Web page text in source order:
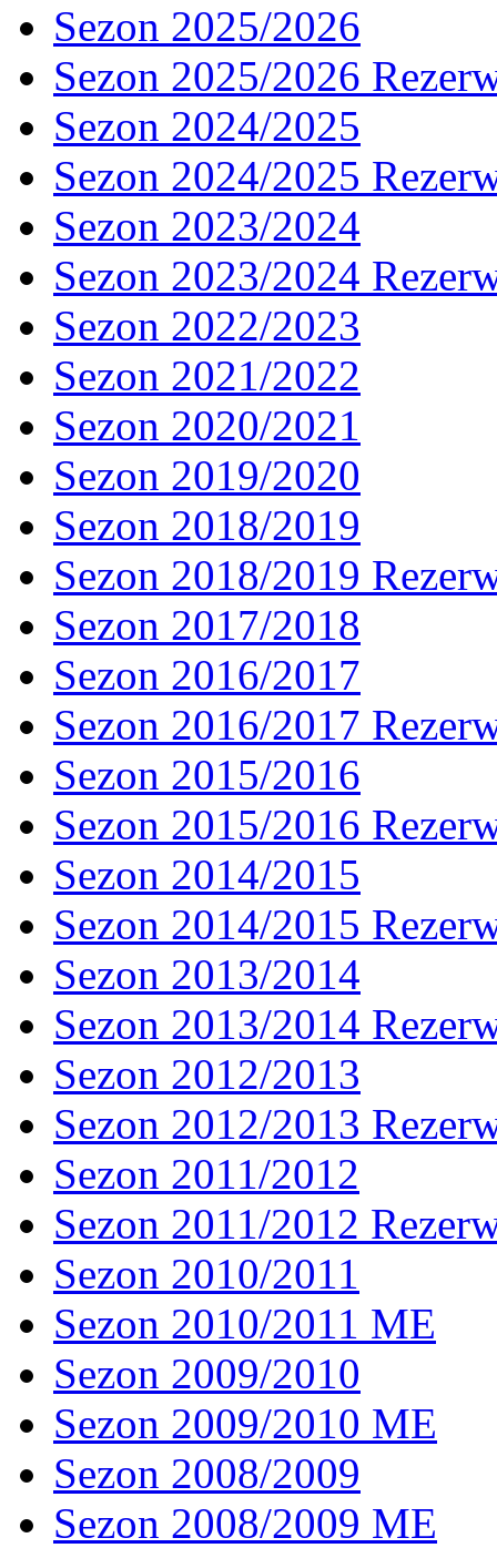
Sezon 2025/2026
Sezon 2025/2026
Sezon 2024/2025
Sezon 2024/2025
Sezon 2023/2024
Sezon 2023/2024
Sezon 2022/2023
Sezon 2021/2022
Sezon 2020/2021
Sezon 2019/2020
Sezon 2018/2019
Sezon 2018/2019
Sezon 2017/2018
Sezon 2016/2017
Sezon 2016/2017
Sezon 2015/2016
Sezon 2015/2016
Sezon 2014/2015
Sezon 2014/2015
Sezon 2013/2014
Sezon 2013/2014
Sezon 2012/2013
Sezon 2012/2013
Sezon 2011/2012
Sezon 2011/2012
Sezon 2010/2011
Sezon 2010/2011 ME
Sezon 2009/2010
Sezon 2009/2010 ME
Sezon 2008/2009
Sezon 2008/2009 ME